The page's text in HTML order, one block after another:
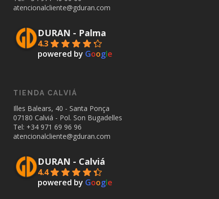
atencionalcliente@gduran.com
DURAN - Palma
4.3
powered by Google
TIENDA CALVIÁ
Illes Balears, 40 - Santa Ponça
07180 Calviá - Pol. Son Bugadelles
Tel: +34 971 69 96 96
atencionalcliente@gduran.com
DURAN - Calviá
4.4
powered by Google